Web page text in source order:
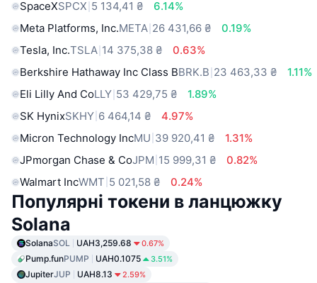
SpaceXSPCX 5 134,41 ₴
6.14%
Meta Platforms, Inc.META 26 431,66 ₴
0.19%
Tesla, Inc.TSLA 14 375,38 ₴
0.63%
Berkshire Hathaway Inc Class BBRK.B 23 463,33 ₴
1.11%
Eli Lilly And CoLLY 53 429,75 ₴
1.89%
SK HynixSKHY 6 464,14 ₴
4.97%
Micron Technology IncMU 39 920,41 ₴
1.31%
JPmorgan Chase & CoJPM 15 999,31 ₴
0.82%
Walmart IncWMT 5 021,58 ₴ 0.24%
Популярні токени в ланцюжку
Solana
SolanaSOL UAH3,259.68 0.67%
Pump.funPUMP UAH0.1075 3.51%
JupiterJUP UAH8.13 2.59%